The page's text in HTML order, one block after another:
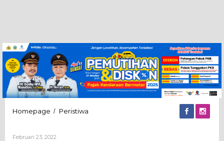
Homepage / Peristiwa
Februari 23, 2022